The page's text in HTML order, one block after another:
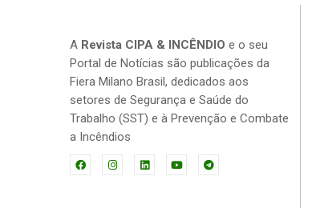
A Revista CIPA & INCÊNDIO e o seu
Portal de Notícias são publicações da
Fiera Milano Brasil, dedicados aos
setores de Segurança e Saúde do
Trabalho (SST) e à Prevenção e Combate
a Incêndios